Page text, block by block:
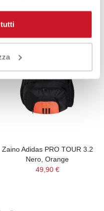
Zaino Adidas PRO TOUR 3.2
Nero, Orange
49,90 €